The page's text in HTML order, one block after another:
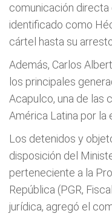
comunicación
identificado como
cártel hasta su
Además, Carlos
los principales
Acapulco, una de las
América Latina por la
Los detenidos y
disposición del
perteneciente a la
República (PGR,
jurídica, agregó el